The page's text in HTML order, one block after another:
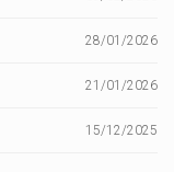
28/01/2026
21/01/2026
15/12/2025